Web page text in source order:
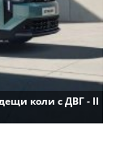
коли с ДВГ - II